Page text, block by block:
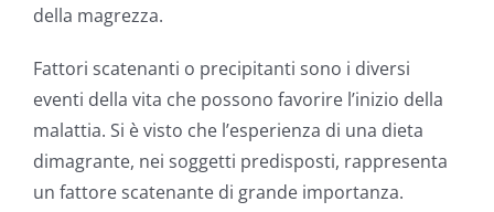
della magrezza.
Fattori scatenanti o precipitanti sono i diversi
eventi della vita che possono favorire l’inizio della
malattia. Si è visto che l’esperienza di una dieta
dimagrante, nei soggetti predisposti, rappresenta
un fattore scatenante di grande importanza.